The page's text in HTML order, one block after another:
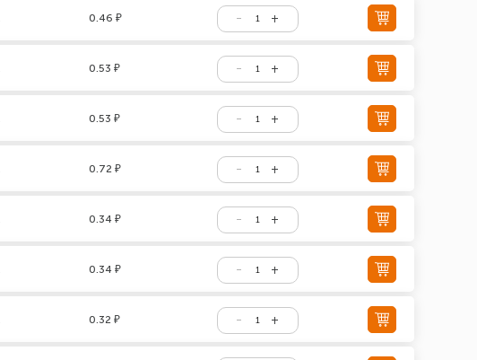
0.46 ₽
0.53 ₽
0.53 ₽
0.72 ₽
0.34 ₽
0.34 ₽
0.32 ₽